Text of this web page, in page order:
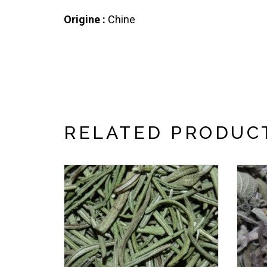
Origine : Chine
RELATED